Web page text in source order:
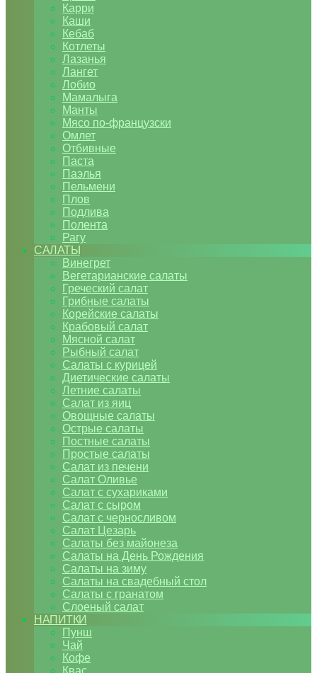
Карри
Каши
Кебаб
Котлеты
Лазанья
Лангет
Лобио
Мамалыга
Манты
Мясо по-французски
Омлет
Отбивные
Паста
Паэлья
Пельмени
Плов
Подлива
Полента
Рагу
САЛАТЫ
Винегрет
Вегетарианские салаты
Греческий салат
Грибные салаты
Корейские салаты
Крабовый салат
Мясной салат
Рыбный салат
Салаты с курицей
Диетические салаты
Летние салаты
Салат из яиц
Овощные салаты
Острые салаты
Постные салаты
Простые салаты
Салат из печени
Салат Оливье
Салат с сухариками
Салат с сыром
Салат с черносливом
Салат Цезарь
Салаты без майонеза
Салаты на День Рождения
Салаты на зиму
Салаты на свадебный стол
Салаты с гранатом
Слоеный салат
НАПИТКИ
Пунш
Чай
Кофе
Квас